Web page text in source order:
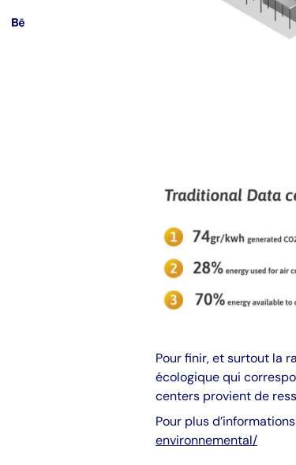
Pour finir, et surtout la
écologique qui
centers provient de
Pour plus
environnemental/
Accéder au Behance de Digisanté